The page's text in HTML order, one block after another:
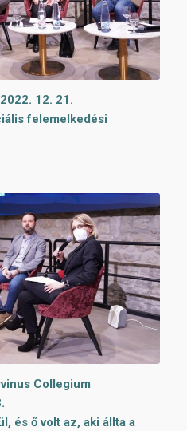
12. 21.
felemelkedési
Collegium
és ő volt az, aki állta a